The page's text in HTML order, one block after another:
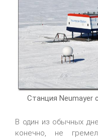
Станция Neumayer
В один из обычных
конечно, не